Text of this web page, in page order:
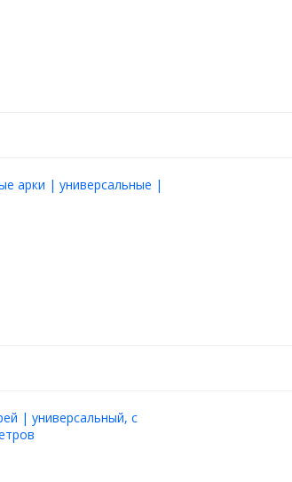
арки | универсальные |
| универсальный, с